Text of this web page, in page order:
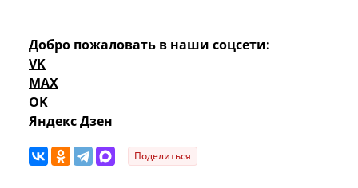
Добро пожаловать в наши соцсети:
VK
MAX
OK
Яндекс Дзен
Поделиться